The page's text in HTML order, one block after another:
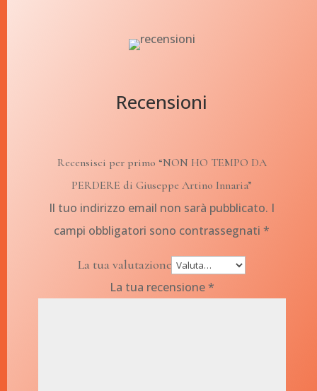
Recensioni
Recensisci per primo “NON HO TEMPO DA
PERDERE di Giuseppe Artino Innaria”
Il tuo indirizzo email non sarà pubblicato. I
campi obbligatori sono contrassegnati*
La tua valutazione
La tua recensione*